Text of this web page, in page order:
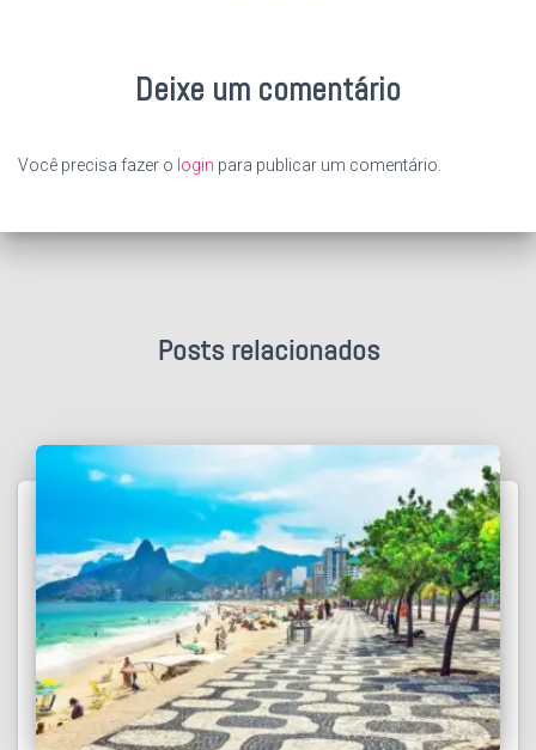
Deixe um comentário
Você precisa fazer o login para publicar um comentário.
Posts relacionados